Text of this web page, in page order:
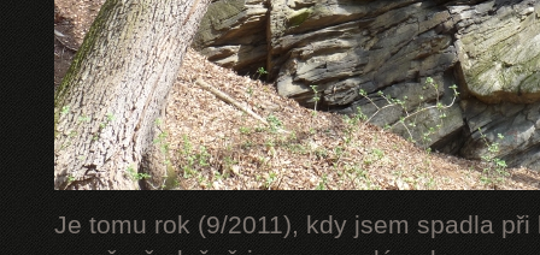
Je tomu rok (9/2011), kdy jsem spadla